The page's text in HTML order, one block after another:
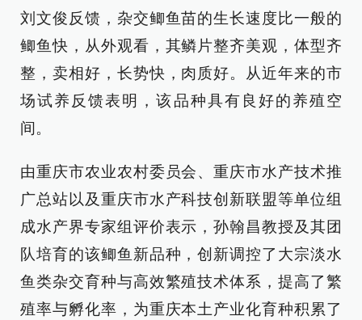
刘文俊反馈，杂交鲫鱼苗的生长速度比一般的
鲫鱼快，从外观看，其鳞片整齐美观，体型齐
整，卖相好，长势快，肉质好。从近年来的市
场试养反馈表明，该品种具有良好的养殖空
间。
由重庆市农业农村委员会、重庆市水产技术推
广总站以及重庆市水产科技创新联盟等单位组
成水产界专家组评价表示，孙翰昌教授及其团
队培育的该鲫鱼新品种，创新调控了大宗淡水
鱼类杂交育种与高效繁殖技术体系，提高了繁
殖率与孵化率，为重庆本土产业化育种积累了